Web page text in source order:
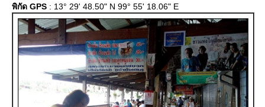
พิกัด GPS : 13° 29' 48.50" N 99° 55' 18.06" E